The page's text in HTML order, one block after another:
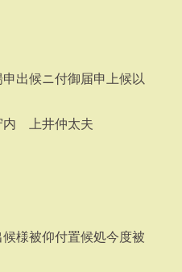
出候ニ付御届申上候以
内 上井仲太夫
様被仰付置候処今度被